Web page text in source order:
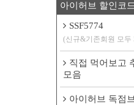
아이허브 할인코
SSF5774
(신규&기존회원 모두
직접 먹어보고
모음
아이허브 독점